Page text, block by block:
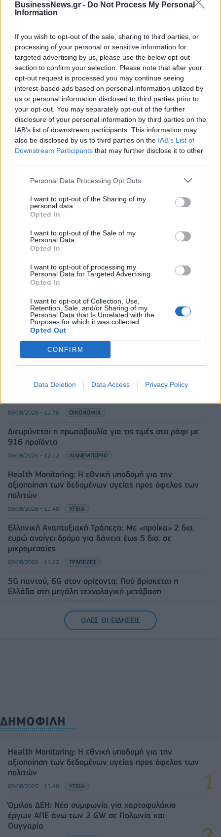
BusinessNews.gr - Do Not Process My Personal
Information
If you wish to opt-out of the sale, sharing to third parties, or
processing of your personal or sensitive information for
targeted advertising by us, please use the below opt-out
section to confirm your selection. Please note that after your
opt-out request is processed you may continue seeing
interest-based ads based on personal information utilized by
us or personal information disclosed to third parties prior to
your opt-out. You may separately opt-out of the further
disclosure of your personal information by third parties on the
IAB’s list of downstream participants. This information may
also be disclosed by us to third parties on the IAB’s List of
Downstream Participants that may further disclose it to other
Personal Data Processing Opt Outs
I want to opt-out of the Sharing of my
personal data.
Opted In
I want to opt-out of the Sale of my
Personal Data.
Opted In
I want to opt-out of processing my
Personal Data for Targeted Advertising.
Opted In
I want to opt-out of Collection, Use,
Retention, Sale, and/or Sharing of my
Personal Data that Is Unrelated with the
Purposes for which it was collected.
Opted Out
CONFIRM
Data Deletion Data Access Privacy Policy
ΡΟΗ ΕΙΔΗΣΕΩΝ
Κορυφώνεται η έξοδος του Αυγούστου – Πάνω από
της Αττικής
08/08/2026 - 14:30 ΕΛΛΑΔΑ
Δυτική Αττική: Η επόμενη ημέρα μετά τις πυρκαγιές –
08/08/2026 - 14:08 ΕΛΛΑΔΑ
για επενδύσεις, νησιά και προορισμούς υπό πίεση
08/08/2026 - 13:21
Υπουργείο Εργασίας: Ο “χάρτης” των πληρωμών από
τον e-ΕΦΚΑ και τη ΔΥΠΑ έως τις 14 Αυγούστου
08/08/2026 - 12:58 ΟΙΚΟΝΟΜΙΑ
Οι Hamilton Reserve Bank και SEE Capital Hamilton
Ltd. συνάπτουν συμφωνία υπηρεσιών μάρκετινγκ
Χρηματιστήριο Αθηνών: Εβδομαδιαία άνοδος 1,76%,
08/08/2026 - 12:36 ΟΙΚΟΝΟΜΙΑ
Διευρύνεται η πρωτοβουλία για τις τιμές στο ράφι με
916 προϊόντα
08/08/2026 - 12:12 ΛΙΑΝΕΜΠΟΡΙΟ
Health Monitoring: Η εθνική υποδομή για την
αξιοποίηση των δεδομένων υγείας προς όφελος των
πολιτών
08/08/2026 - 11:48 ΥΓΕΙΑ
Ελληνική Αναπτυξιακή Τράπεζα: Με «προίκα» 2 δισ.
ευρώ ανοίγει δρόμο για δάνεια έως 5 δισ. σε
μικρομεσαίες
08/08/2026 - 11:22 ΤΡΑΠΕΖΕΣ
5G παντού, 6G στον ορίζοντα: Πού βρίσκεται η
Ελλάδα στη μεγάλη τεχνολογική μετάβαση
ΟΛΕΣ ΟΙ ΕΙΔΗΣΕΙΣ
ΔΗΜΟΦΙΛΗ
Health Monitoring: Η εθνική υποδομή για την
αξιοποίηση των δεδομένων υγείας προς όφελος των
πολιτών
08/08/2026 - 11:48 ΥΓΕΙΑ
Όμιλος ΔΕΗ: Νέα συμφωνία για χαρτοφυλάκιο
έργων ΑΠΕ άνω των 2 GW σε Πολωνία και
Ουγγαρία